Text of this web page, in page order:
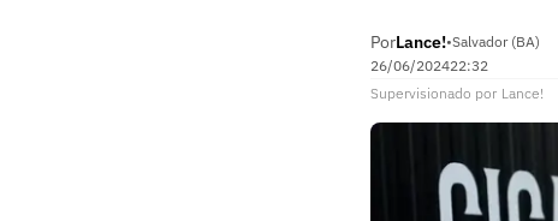
PorLance!•Salvador (BA)
26/06/202422:32
Supervisionado por Lance!